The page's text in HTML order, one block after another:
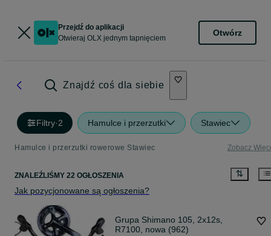
Przejdź do aplikacji
Otwieraj OLX jednym tapnięciem
Otwórz
Znajdź coś dla siebie
Filtry·2 Hamulce i przerzutki Stawiec
Hamulce i przerzutki rowerowe Stawiec Zobacz
ZNALEŹLIŚMY 22 OGŁOSZENIA
Jak pozycjonowane są ogłoszenia?
Grupa Shimano 105, 2x12s,
R7100, nowa (962)